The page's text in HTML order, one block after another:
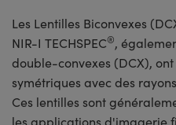
Les Lentilles Biconvexes
NIR-I TECHSPEC®,
double-convexes (DCX),
symétriques avec des
Ces lentilles sont
les applications d'imagerie